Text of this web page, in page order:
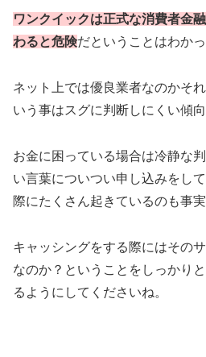
ワンクイックは正式な消費者金
わると危険だということはわか
ネット上では優良業者なのかそ
いう事はスグに判断しにくい傾向
お金に困っている場合は冷静な
い言葉についつい申し込みをし
際にたくさん起きているのも事実
キャッシングをする際にはその
なのか？ということをしっかり
るようにしてくださいね。